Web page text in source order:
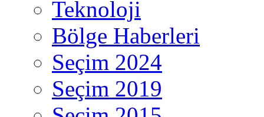
Teknoloji
Bölge Haberleri
Seçim 2024
Seçim 2019